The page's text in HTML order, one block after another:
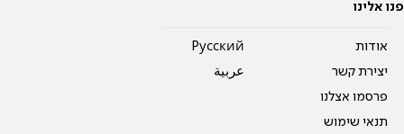
פנו אלינו
אודות
יצירת קשר
פרסמו אצלנו
תנאי שימוש
Pусский
عربية